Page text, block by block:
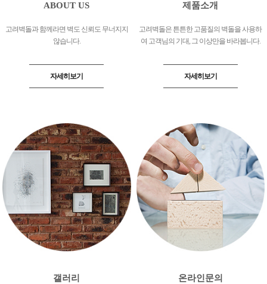
ABOUT US
고려벽돌과 함께라면 벽도 신뢰도 무너지지
않습니다.
자세히보기
제품소개
고려벽돌은 튼튼한 고품질의 벽돌을 사용하
여 고객님의 기대, 그 이상만을 바라봅니다.
자세히보기
갤러리 온라인문의